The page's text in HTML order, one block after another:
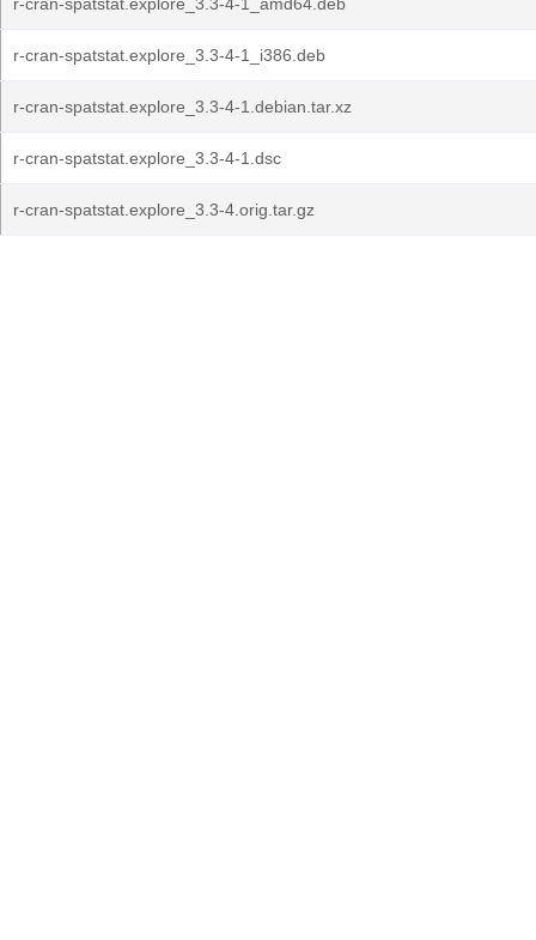
r-cran-spatstat.explore_3.3-4-1_i386.deb
r-cran-spatstat.explore_3.3-4-1.debian.tar.xz
r-cran-spatstat.explore_3.3-4-1.dsc
r-cran-spatstat.explore_3.3-4.orig.tar.gz